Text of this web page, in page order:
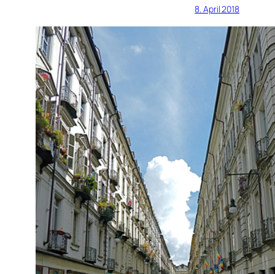
8. April 2018